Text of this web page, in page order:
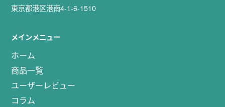
東京都港区港南4-1-6-1510
メインメニュー
ホーム
商品一覧
ユーザーレビュー
コラム